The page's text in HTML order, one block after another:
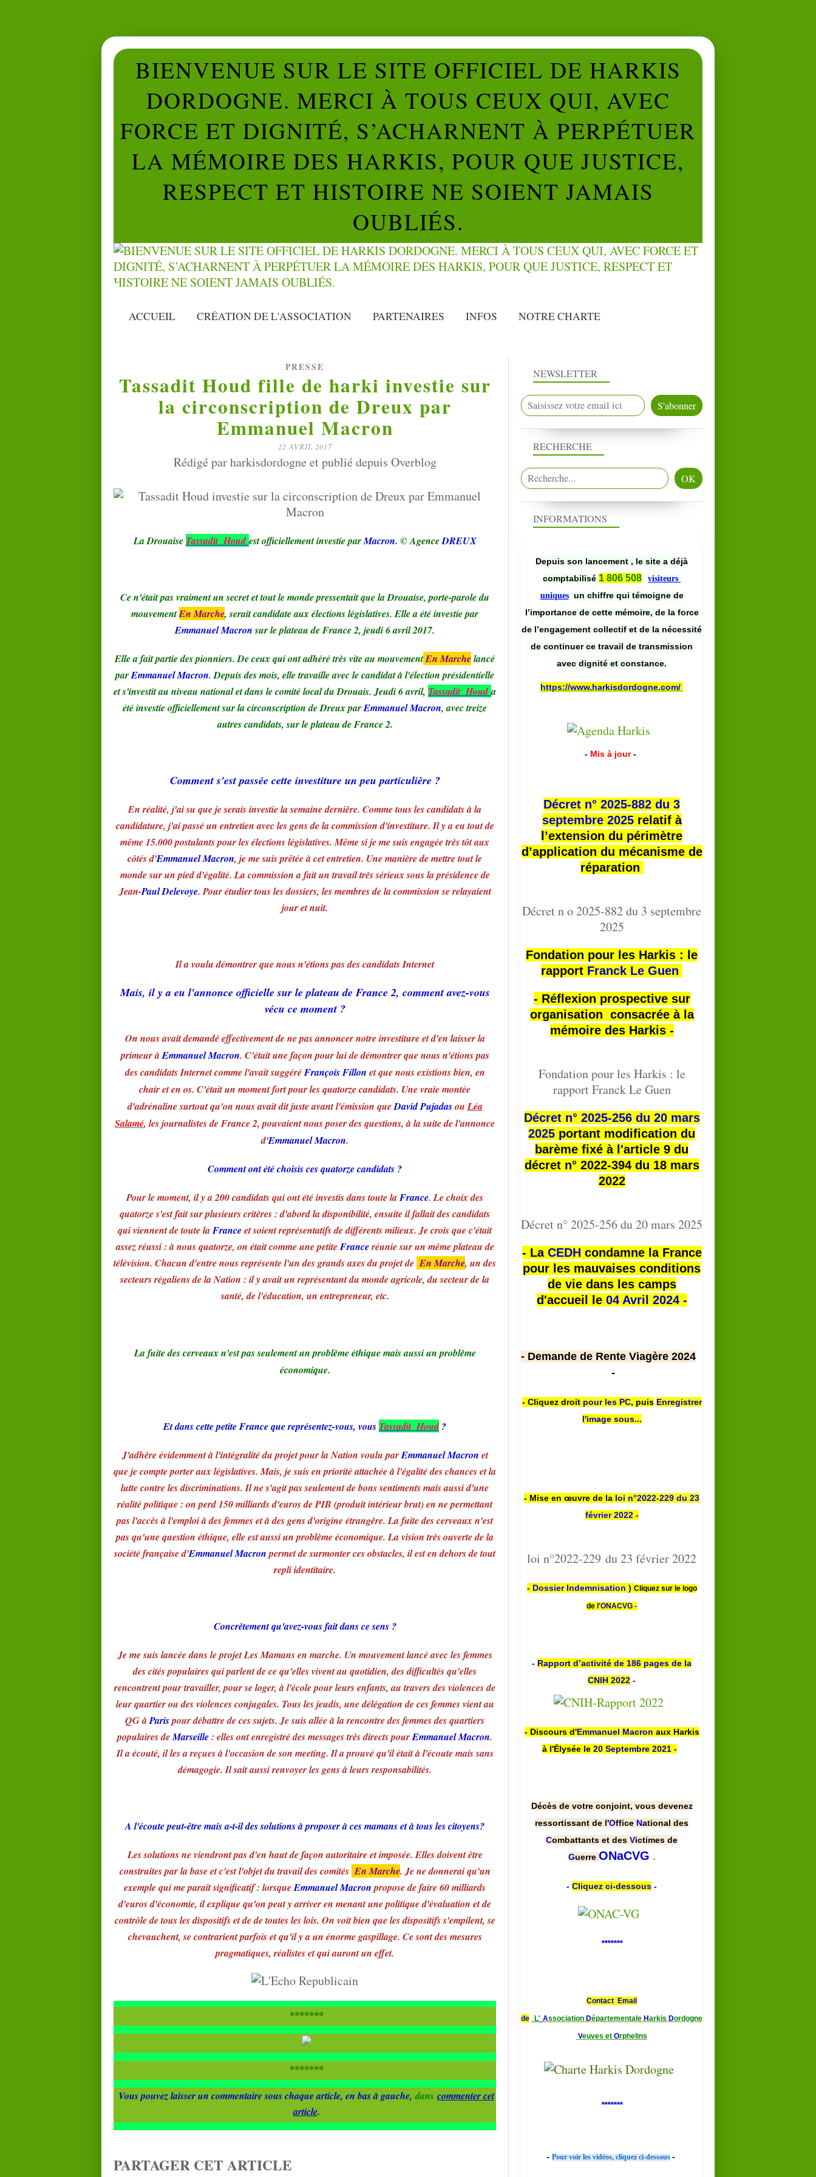
BIENVENUE SUR LE SITE OFFICIEL DE HARKIS
DORDOGNE. MERCI À TOUS CEUX QUI, AVEC
FORCE ET DIGNITÉ, S’ACHARNENT À PERPÉTUER
LA MÉMOIRE DES HARKIS, POUR QUE JUSTICE,
RESPECT ET HISTOIRE NE SOIENT JAMAIS
OUBLIÉS.
ACCUEIL CRÉATION DE L'ASSOCIATION PARTENAIRES INFOS NOTRE CHARTE
PRESSE
Tassadit Houd fille de harki investie sur
la circonscription de Dreux par
Emmanuel Macron
22 AVRIL 2017
Rédigé par harkisdordogne et publié depuis Overblog
La Drouaise TassaditHoudest officiellement investie parMacron. © AgenceDREUX
Ce n'était pas vraiment un secret et tout le monde pressentait que la Drouaise, porte-parole du
mouvementEn Marche, serait candidate aux élections législatives. Elle a été investie par
Emmanuel Macron sur le plateau de France 2, jeudi 6 avril 2017.
Elle a fait partie des pionniers. De ceux qui ont adhéré très vite au mouvementEn Marchelancé
parEmmanuel Macron. Depuis des mois, elle travaille avec le candidat à l'élection présidentielle
et s'investit au niveau national et dans le comité local du Drouais. Jeudi 6 avril, TassaditHoud a
été investie officiellement sur la circonscription de Dreux parEmmanuel Macron, avec treize
autres candidats, sur le plateau de France 2.
Comment s'est passée cette investiture un peu particulière ?
En réalité, j'ai su que je serais investie la semaine dernière. Comme tous les candidats à la
candidature, j'ai passé un entretien avec les gens de la commission d'investiture. Il y a eu tout de
même 15.000 postulants pour les élections législatives. Même si je me suis engagée très tôt aux
côtés d'Emmanuel Macron, je me suis prêtée à cet entretien. Une manière de mettre tout le
monde sur un pied d'égalité. La commission a fait un travail très sérieux sous la présidence de
Jean-Paul Delevoye. Pour étudier tous les dossiers, les membres de la commission se relayaient
jour et nuit.
Il a voulu démontrer que nous n'étions pas des candidats Internet
Mais, il y a eu l'annonce officielle sur le plateau de France 2, comment avez-vous
vécu ce moment ?
On nous avait demandé effectivement de ne pas annoncer notre investiture et d'en laisser la
primeur àEmmanuel Macron. C'était une façon pour lui de démontrer que nous n'étions pas
des candidats Internet comme l'avait suggéréFrançois Fillon et que nous existions bien, en
chair et en os. C'était un moment fort pour les quatorze candidats. Une vraie montée
d'adrénaline surtout qu'on nous avait dit juste avant l'émission queDavid PujadasouLéa
Salamé, les journalistes de France 2, pouvaient nous poser des questions, à la suite de l'annonce
d'Emmanuel Macron.
Comment ont été choisis ces quatorze candidats ?
Pour le moment, il y a 200 candidats qui ont été investis dans toute laFrance. Le choix des
quatorze s'est fait sur plusieurs critères : d'abord la disponibilité, ensuite il fallait des candidats
qui viennent de toute laFranceet soient représentatifs de différents milieux. Je crois que c'était
assez réussi : à nous quatorze, on était comme une petiteFranceréunie sur un même plateau de
télévision. Chacun d'entre nous représente l'un des grands axes du projet de En Marche, un des
secteurs régaliens de la Nation : il y avait un représentant du monde agricole, du secteur de la
santé, de l'éducation, un entrepreneur, etc.
La fuite des cerveaux n'est pas seulement un problème éthique mais aussi un problème
économique.
Et dans cette petite France que représentez-vous, vous TassaditHoud ?
J'adhère évidemment à l'intégralité du projet pour la Nation voulu parEmmanuel Macron et
que je compte porter aux législatives. Mais, je suis en priorité attachée à l'égalité des chances et la
lutte contre les discriminations. Il ne s'agit pas seulement de bons sentiments mais aussi d'une
réalité politique : on perd 150 milliards d'euros de PIB (produit intérieur brut) en ne permettant
pas l'accès à l'emploi à des femmes et à des gens d'origine étrangère. La fuite des cerveaux n'est
pas qu'une question éthique, elle est aussi un problème économique. La vision très ouverte de la
société française d'Emmanuel Macronpermet de surmonter ces obstacles, il est en dehors de tout
repli identitaire.
Concrètement qu'avez-vous fait dans ce sens ?
Je me suis lancée dans le projet Les Mamans en marche. Un mouvement lancé avec les femmes
des cités populaires qui parlent de ce qu'elles vivent au quotidien, des difficultés qu'elles
rencontrent pour travailler, pour se loger, à l'école pour leurs enfants, au travers des violences de
leur quartier ou des violences conjugales. Tous les jeudis, une délégation de ces femmes vient au
QG àParispour débattre de ces sujets. Je suis allée à la rencontre des femmes des quartiers
populaires deMarseille: elles ont enregistré des messages très directs pourEmmanuel Macron.
Il a écouté, il les a reçues à l'occasion de son meeting. Il a prouvé qu'il était à l'écoute mais sans
démagogie. Il sait aussi renvoyer les gens à leurs responsabilités.
A l'écoute peut-être mais a-t-il des solutions à proposer à ces mamans et à tous les citoyens?
Les solutions ne viendront pas d'en haut de façon autoritaire et imposée. Elles doivent être
construites par la base et c'est l'objet du travail des comités En Marche. Je ne donnerai qu'un
exemple qui me paraît significatif : lorsqueEmmanuel Macronpropose de faire 60 milliards
d'euros d'économie, il explique qu'on peut y arriver en menant une politique d'évaluation et de
contrôle de tous les dispositifs et de de toutes les lois. On voit bien que les dispositifs s'empilent, se
chevauchent, se contrarient parfois et qu'il y a un énorme gaspillage. Ce sont des mesures
pragmatiques, réalistes et qui auront un effet.
*******
*******
Vous pouvez laisser un commentaire sous chaque article, en bas à gauche, dans commenter cet
article.
PARTAGER CET ARTICLE
NEWSLETTER
RECHERCHE
INFORMATIONS
Depuis son lancement , le site a déjà
comptabilisé 1 806 508
visiteurs
uniques un chiffre qui témoigne de
l’importance de cette mémoire, de la force
de l’engagement collectif et de la nécessité
de continuer ce travail de transmission
avec dignité et constance.
https://www.harkisdordogne.com/
- Mis à jour -
Décret n° 2025-882 du 3
septembre 2025relatif à
l’extension du périmètre
d’application du mécanisme de
réparation
Décret n o 2025-882 du 3 septembre
2025
Fondation pour les Harkis : le
rapport Franck Le Guen
- Réflexion prospective sur
organisation consacrée à la
mémoire des Harkis -
Fondation pour les Harkis : le
rapport Franck Le Guen
Décret n° 2025-256 du 20 mars
2025 portant modification du
barème fixé à l'article 9 du
décret n° 2022-394 du 18 mars
2022
Décret n° 2025-256 du 20 mars 2025
- La CEDHcondamne la France
pour les mauvaises conditions
de vie dans les camps
d'accueil le 04 Avril 2024 -
- Demande de Rente Viagère 2024
-
- Cliquez droit pour les PC, puis Enregistrer
l'image sous...
- Mise en œuvre de la loi n°2022-229 du 23
février 2022 -
loi n°2022-229 du 23 février 2022
- Dossier Indemnisation ) Cliquez sur le logo
de l'ONACVG -
- Rapport d’activité de 186 pages de la
CNIH 2022 -
- Discours d'Emmanuel Macron aux Harkis
à l'Élysée le 20 Septembre 2021 -
Décès de votre conjoint, vous devenez
ressortissant de l'Office National des
Combattants et des Victimes de
Guerre ONaCVG .
- Cliquez ci-dessous -
*******
Contact Email
de L' Association Départementale Harkis Dordogne
Veuves et Orphelins
*******
- Pour voir les vidéos, cliquez ci-dessous -